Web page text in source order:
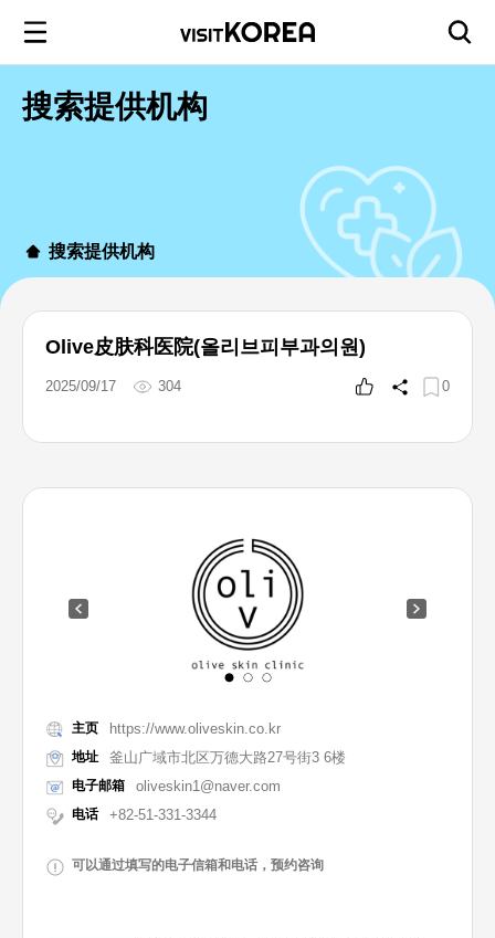
搜索提供机构
搜索提供机构
Olive皮肤科医院(올리브피부과의원)
2025/09/17 304 0
主页 https://www.oliveskin.co.kr
地址 釜山广域市北区万德大路27号街3 6楼
电子邮箱 oliveskin1@naver.com
电话 +82-51-331-3344
可以通过填写的电子信箱和电话，预约咨询